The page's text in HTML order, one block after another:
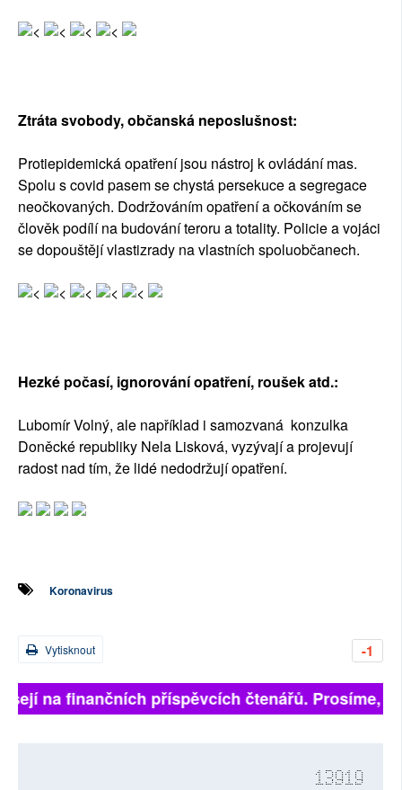
< < < <
Ztráta svobody, občanská neposlušnost:
Protiepidemická opatření jsou nástroj k ovládání mas.
Spolu s covid pasem se chystá persekuce a segregace
neočkovaných. Dodržováním opatření a očkováním se
člověk podílí na budování teroru a totality. Policie a vojáci
se dopouštějí vlastizrady na vlastních spoluobčanech.
< < < < <
Hezké počasí, ignorování opatření, roušek atd.:
Lubomír Volný, ale například i samozvaná konzulka
Doněcké republiky Nela Lisková, vyzývají a projevují
radost nad tím, že lidé nedodržují opatření.
Koronavirus
-1
Vytisknout
na finančních příspěvcích čtenářů. Prosíme,
13919